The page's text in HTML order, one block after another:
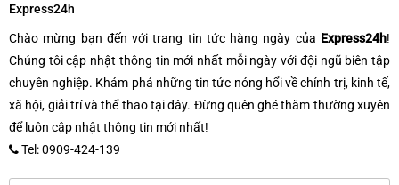
Express24h
Chào mừng bạn đến với trang tin tức hàng ngày của Express24h!
Chúng tôi cập nhật thông tin mới nhất mỗi ngày với đội ngũ biên tập
chuyên nghiệp. Khám phá những tin tức nóng hổi về chính trị, kinh tế,
xã hội, giải trí và thể thao tại đây. Đừng quên ghé thăm thường xuyên
để luôn cập nhật thông tin mới nhất!
Tel: 0909-424-139